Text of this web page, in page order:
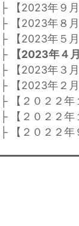
├ 【2023年９
├ 【2023年８
├ 【2023年５
├
【2023年４
├ 【2023年３
├ 【2023年２
├ 【２０２２
├ 【２０２２
├ 【２０２２